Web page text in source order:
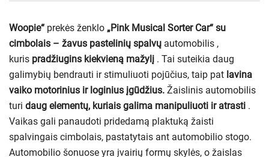
Woopie“ prekės ženklo „Pink Musical Sorter Car“ su
cimbolais – žavus pastelinių spalvų automobilis ,
kuris pradžiugins kiekvieną mažylį . Tai suteikia daug
galimybių bendrauti ir stimuliuoti pojūčius, taip pat lavina
vaiko motorinius ir loginius įgūdžius. Žaislinis automobilis
turi daug elementų, kuriais galima manipuliuoti ir atrasti .
Vaikas gali panaudoti pridedamą plaktuką žaisti
spalvingais cimbolais, pastatytais ant automobilio stogo.
Automobilio šonuose yra įvairių formų skylės, o žaislas